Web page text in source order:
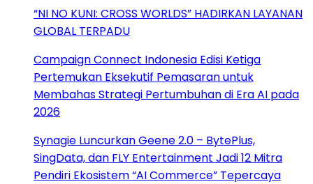
“NI NO KUNI: CROSS WORLDS” HADIRKAN LAYANAN
GLOBAL TERPADU
Campaign Connect Indonesia Edisi Ketiga
Pertemukan Eksekutif Pemasaran untuk
Membahas Strategi Pertumbuhan di Era AI pada
2026
Synagie Luncurkan Geene 2.0 – BytePlus,
SingData, dan FLY Entertainment Jadi 12 Mitra
Pendiri Ekosistem “AI Commerce” Tepercaya